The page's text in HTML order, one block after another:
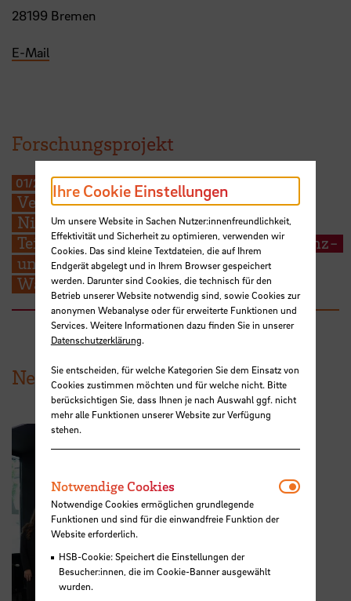
28199 Bremen
E-Mail
Forschungsprojekt
01/2026-12/2027
Verbundvorhaben NiWaP:
Niedersächsischer Wärmeplaner;
Teilprojekt: Qualitätskriterien sowie Grenz-
und Übergangsbereiche von
Wärmeversorgungsoptionen
News aus der HSB
Ihre Cookie Einstellungen
Um unsere Website in Sachen Nutzer:innenfreundlichkeit,
Effektivität und Sicherheit zu optimieren, verwenden wir
Cookies. Das sind kleine Textdateien, die auf Ihrem
Endgerät abgelegt und in Ihrem Browser gespeichert
werden. Darunter sind Cookies, die technisch für den
Betrieb unserer Website notwendig sind, sowie Cookies zur
anonymen Webanalyse oder für erweiterte Funktionen und
Services. Weitere Informationen dazu finden Sie in unserer
Datenschutzerklärung.
Sie entscheiden, für welche Kategorien Sie dem Einsatz von
Cookies zustimmen möchten und für welche nicht. Bitte
berücksichtigen Sie, dass Ihnen je nach Auswahl ggf. nicht
mehr alle Funktionen unserer Website zur Verfügung
stehen.
Notwendige Cookies
Notwendige Cookies ermöglichen grundlegende
Funktionen und sind für die einwandfreie Funktion der
Website erforderlich.
HSB-Cookie: Speichert die Einstellungen der
Besucher:innen, die im Cookie-Banner ausgewählt
wurden.